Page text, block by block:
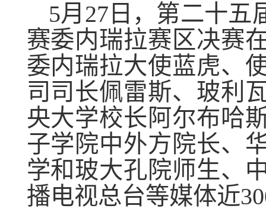
5月 27 日，第二十五
赛委内瑞拉赛区决赛
委内瑞拉大使蓝虎、
司司长佩雷斯、玻利
央大学校长阿尔布哈
子学院中外方院长、
学和玻大孔院师生、
播电视总台等媒体近